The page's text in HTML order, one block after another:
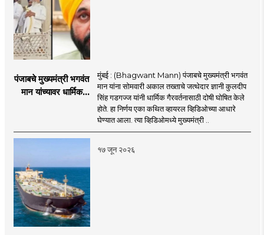
पंजाबचे मुख्यमंत्री भगवंत
मान यांच्यावर धार्मिक
खळबळ
मुंबई : (Bhagwant Mann) पंजाबचे मुख्यमंत्री भगवंत
मान यांना सोमवारी अकाल तख्ताचे जत्थेदार ज्ञानी कुलदीप
सिंह गडगज्ज यांनी धार्मिक गैरवर्तनासाठी दोषी घोषित केले
होते. हा निर्णय एका कथित व्हायरल व्हिडिओच्या आधारे
घेण्यात आला. त्या व्हिडिओमध्ये मुख्यमंत्री ..
१७ जून २०२६